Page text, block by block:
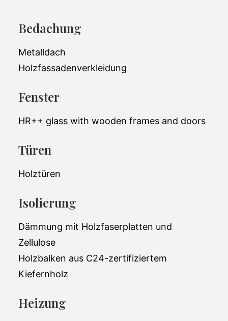
Mit dem Kauf eines Bio-Based Office Pod
erwerben Sie mehr als nur einen
Gartenschuppen für Ihr Leben.
Gesamtwohnfläche:
Dimensionen:
2.39 x 2.72 x 2.66m
Preis (ab):
Bedachung
Metalldach
Holzfassadenverkleidung
Fenster
HR++ glass with wooden frames and doors
Türen
Holztüren
Isolierung
Dämmung mit Holzfaserplatten und
Zellulose
Holzbalken aus C24-zertifiziertem
Kiefernholz
Heizung